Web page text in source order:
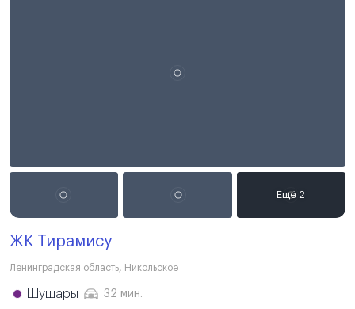
ЖК Тирамису
Ленинградская область, Никольское
Шушары 32 мин.